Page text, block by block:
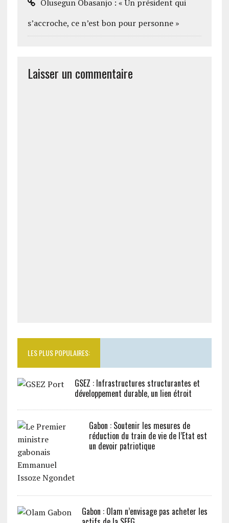
Olusegun Obasanjo : « Un président qui
s’accroche, ce n’est bon pour personne »
Laisser un commentaire
LES PLUS POPULAIRES:
GSEZ : Infrastructures structurantes et
développement durable, un lien étroit
Gabon : Soutenir les mesures de
réduction du train de vie de l’Etat est
un devoir patriotique
Gabon : Olam n’envisage pas acheter les